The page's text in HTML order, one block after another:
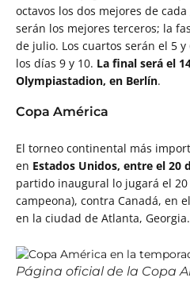
octavos los dos mejores de
serán los mejores terceros; la
de julio. Los cuartos serán el 5
los días 9 y 10. La final será el
Olympiastadion, en Berlín.
Copa América
El torneo continental más
en Estados Unidos, entre el 20
partido inaugural lo jugará el
campeona), contra Canadá, en
en la ciudad de Atlanta, Georgia.
Página oficial de la Copa